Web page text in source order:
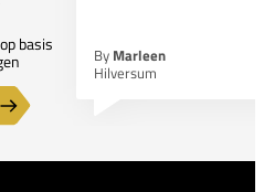
basis By Marleen
Hilversum